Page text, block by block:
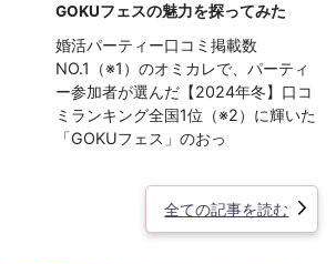
GOKUフェスの魅力を探ってみた
婚活パーティー口コミ掲載数
NO.1（※1）のオミカレで、パーティ
ー参加者が選んだ【2024年冬】口コ
ミランキング全国1位（※2）に輝いた
「GOKUフェス」のおっ
全ての記事を読む